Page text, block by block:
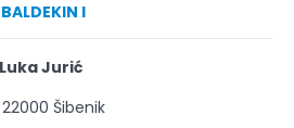
I
Luka Jurić
Šibenik